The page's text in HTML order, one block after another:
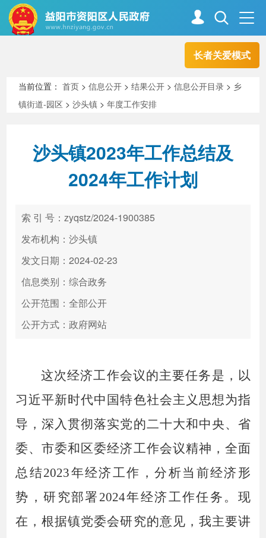
长者关爱模式
走进资阳
新闻中心 解读回应
政务服务
高效办成一件事
当前位置：首页 >信息公开 >结果公开 >信息公开目录 > 乡
镇街道-园区 >沙头镇 >年度工作安排
沙头镇2023年工作总结及
2024年工作计划
索 引 号：zyqstz/2024-1900385
发布机构：沙头镇
发文日期：2024-02-23
信息类别：综合政务
公开范围：全部公开
公开方式：政府网站
这次经济工作会议的主要任务是，以
习近平新时代中国特色社会主义思想为指
导，深入贯彻落实党的二十大和中央、省
委、市委和区委经济工作会议精神，全面
总结2023年经济工作，分析当前经济形
势，研究部署 2024年经济工作任务 。现
在，根据镇党委会研究的意见，我主要讲